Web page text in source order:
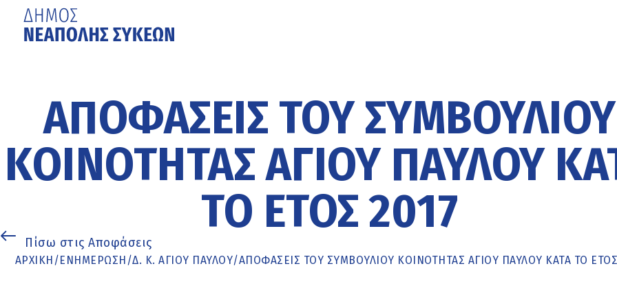
περιεχόμενο
ΑΠΟΦΆΣΕΙΣ ΤΟΥ ΣΥΜΒΟΥΛΊΟΥ
ΚΟΙΝΌΤΗΤΑΣ ΑΓΊΟΥ ΠΑΎΛΟΥ
ΤΟ ΈΤΟΣ 2017
Πίσω στις Αποφάσεις
ΑΡΧΙΚΉ /ΕΝΗΜΈΡΩΣΗ /Δ. Κ. ΑΓΙΟΥ ΠΑΥΛΟΥ/ΑΠΟΦΆΣΕΙΣ ΤΟΥ ΣΥΜΒΟΥΛΊΟΥ ΚΟΙΝΌΤΗΤΑΣ ΑΓΊΟΥ ΠΑΎΛΟΥ ΚΑΤΆ ΤΟ ΈΤΟΣ